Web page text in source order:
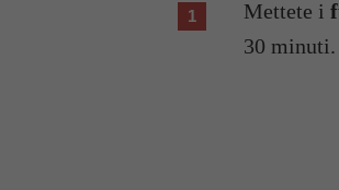
Mettete i
30 minuti.